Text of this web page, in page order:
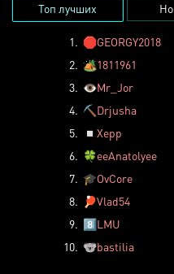
Топ лучших
1. 🛑GEORGY2018
2. 🏕️1811961
3. 👁️Mr_Jor
4. ⛏️ Drjusha
5.
◽ Xepp
6. 🍀eeAnatolyee
7. 🎓OvCore
8.
🏓Vlad54
9. 8️⃣LMU
10. 🐨bastilia